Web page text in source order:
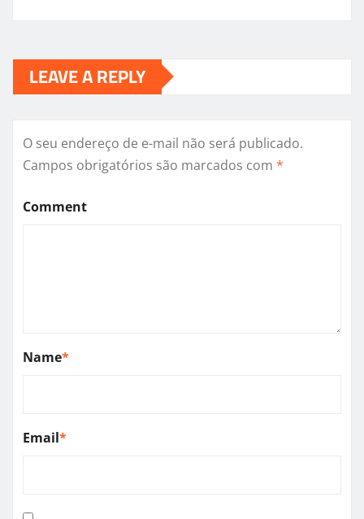
LEAVE A REPLY
O seu endereço de e-mail não será publicado.
Campos obrigatórios são marcados com *
Comment
Name*
Email*